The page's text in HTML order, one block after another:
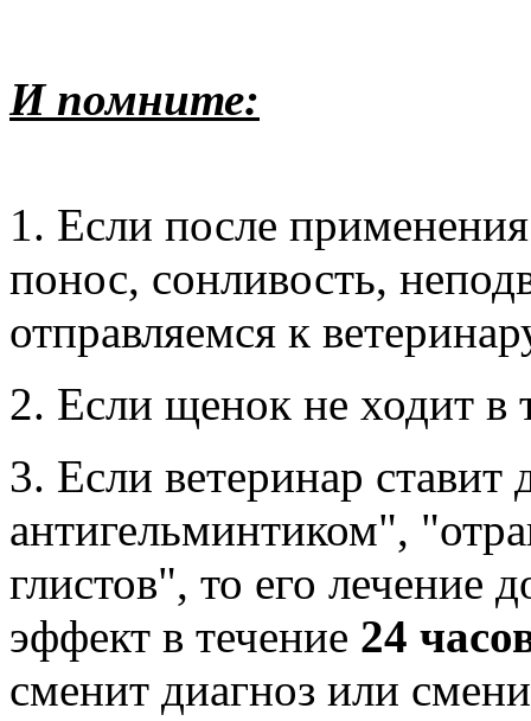
И помните:
1. Если после
понос, сонливость,
отправляемся к
2. Если щенок не ходит в
3. Если ветеринар ставит
антигельминтиком",
глистов", то его лечение
эффект в течение 24
сменит диагноз или